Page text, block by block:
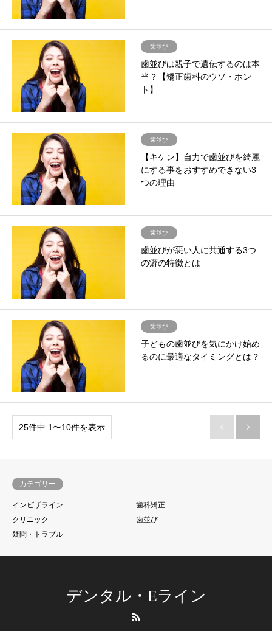
歯並び
歯並びは親子で遺伝するのは本
当？【矯正歯科のウソ・ホン
ト】
歯並び
【キケン】自力で歯並びを綺麗
にする事をおすすめできない3
つの理由
歯並び
歯並びが悪い人に共通する3つ
の癖の特徴とは
歯並び
子どもの歯並びを気にかけ始め
るのに最適なタイミングとは？
25件中 1〜10件を表示  
カテゴリー
インビザライン
歯科矯正
クリニック
歯並び
疑問・トラブル
デンタル・Eライン